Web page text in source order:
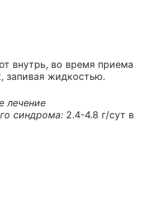
внутрь, во время приема
запивая жидкостью.
лечение
синдрома: 2.4-4.8 г/сут в